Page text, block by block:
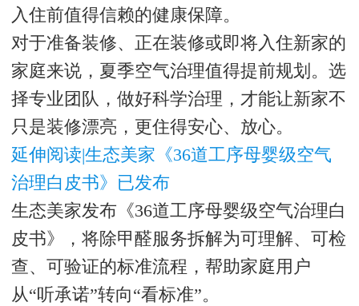
入住前值得信赖的健康保障。
对于准备装修、正在装修或即将入住新家的
家庭来说，夏季空气治理值得提前规划。选
择专业团队，做好科学治理，才能让新家不
只是装修漂亮，更住得安心、放心。
延伸阅读|生态美家《36道工序母婴级空气
治理白皮书》已发布
生态美家发布《36道工序母婴级空气治理白
皮书》，将除甲醛服务拆解为可理解、可检
查、可验证的标准流程，帮助家庭用户
从“听承诺”转向“看标准”。